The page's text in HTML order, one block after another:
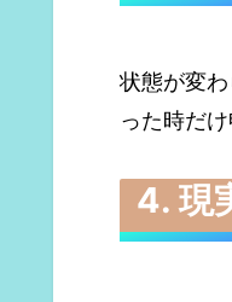
状態が変
った時だ
4. 現